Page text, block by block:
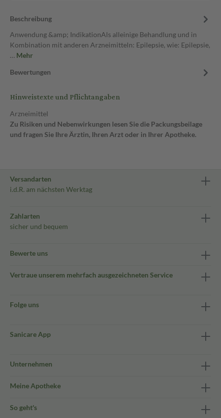
Beschreibung
Anwendung &amp; IndikationAls alleinige Behandlung und in
Kombination mit anderen Arzneimitteln: Epilepsie, wie: Epilepsie,
… Mehr
Bewertungen
Hinweistexte und Pflichtangaben
Arzneimittel
Zu Risiken und Nebenwirkungen lesen Sie die Packungsbeilage
und fragen Sie Ihre Ärztin, Ihren Arzt oder in Ihrer Apotheke.
Versandarten
i.d.R. am nächsten Werktag
Zahlarten
sicher und bequem
Bewerte uns
Vertraue unserem mehrfach ausgezeichneten Service
Folge uns
Sanicare App
Unternehmen
Meine Apotheke
So geht's